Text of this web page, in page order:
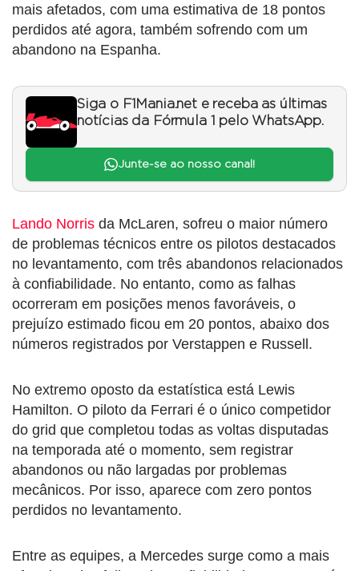
mais afetados, com uma estimativa de 18 pontos
perdidos até agora, também sofrendo com um
abandono na Espanha.
Siga o F1Mania.net e receba as últimas
notícias da Fórmula 1 pelo WhatsApp.
Junte-se ao nosso canal!
Lando Norris da McLaren, sofreu o maior número
de problemas técnicos entre os pilotos destacados
no levantamento, com três abandonos relacionados
à confiabilidade. No entanto, como as falhas
ocorreram em posições menos favoráveis, o
prejuízo estimado ficou em 20 pontos, abaixo dos
números registrados por Verstappen e Russell.
No extremo oposto da estatística está Lewis
Hamilton. O piloto da Ferrari é o único competidor
do grid que completou todas as voltas disputadas
na temporada até o momento, sem registrar
abandonos ou não largadas por problemas
mecânicos. Por isso, aparece com zero pontos
perdidos no levantamento.
Entre as equipes, a Mercedes surge como a mais